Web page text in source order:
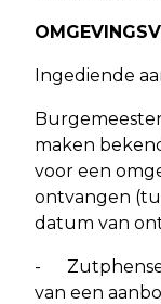
Ingediende
maken
voor een
ontvangen
datum van
-
van een